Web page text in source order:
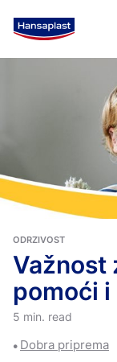
ODRZIVOST
Važnost
pomoći i
5 min. read
Dobra priprema